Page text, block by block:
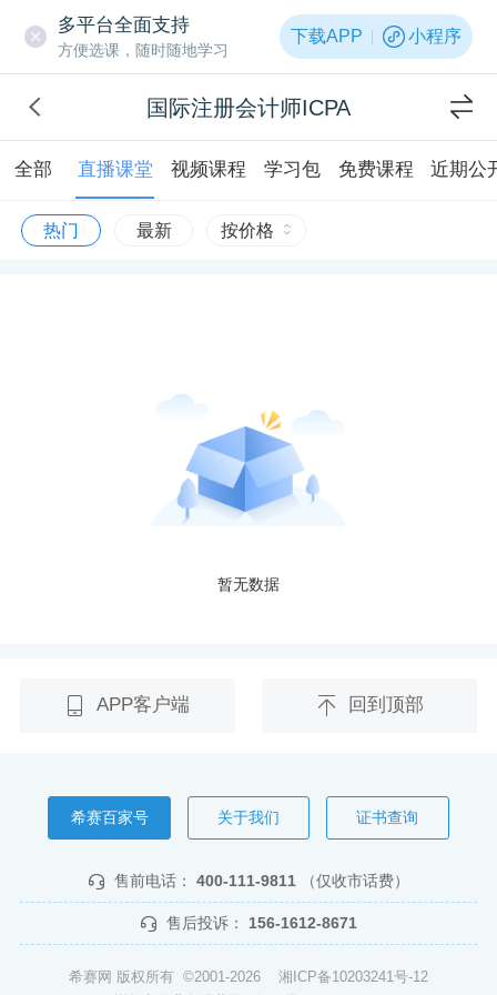
多平台全面支持
方便选课，随时随地学习
下载APP 小程序
国际注册会计师ICPA
全部 直播课堂 视频课程 学习包 免费课程 近期公
热门 最新 按价格
暂无数据
APP客户端 回到顶部
希赛百家号 关于我们 证书查询
售前电话： 400-111-9811 （仅收市话费）
售后投诉： 156-1612-8671
希赛网 版权所有 ©2001-2026 湘ICP备10203241号-12